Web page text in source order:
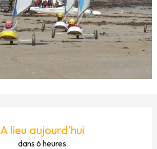
A lieu aujourd'hui
dans 6 heures